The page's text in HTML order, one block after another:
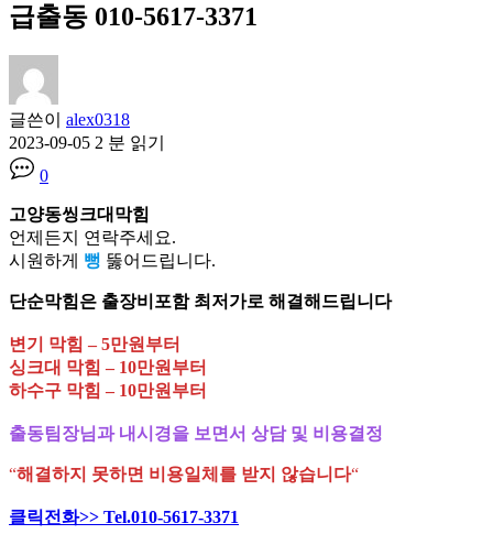
급출동 010-5617-3371
글쓴이 alex0318
2023-09-05 2 분 읽기
0
고양동씽크대막힘
언제든지 연락주세요.
시원하게 뻥 뚫어드립니다.
단순막힘은 출장비포함 최저가로 해결해드립니다
변기 막힘 – 5만원부터
싱크대 막힘 – 10만원부터
하수구 막힘 – 10만원부터
출동팀장님과 내시경을 보면서 상담 및 비용결정
“해결하지 못하면 비용일체를 받지 않습니다“
클릭전화>> Tel.010-5617-3371